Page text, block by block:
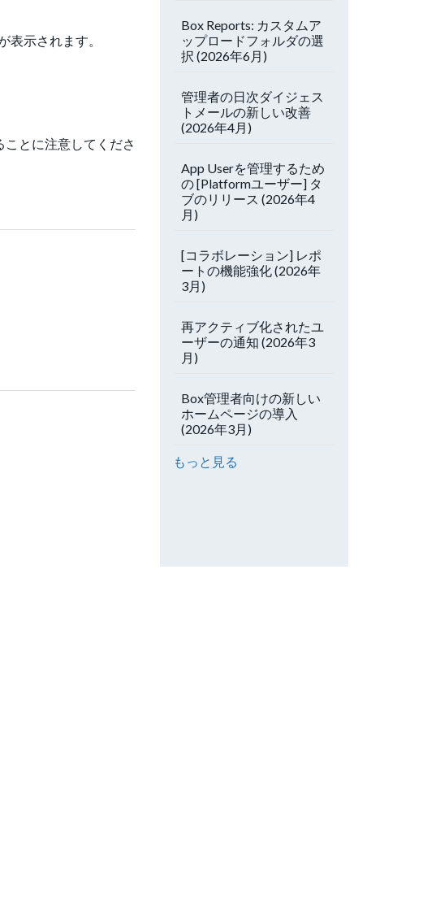
表示されます。
とに注意してくださ
Box Reports: カスタムア
ップロードフォルダの選
択 (2026年6月)
管理者の日次ダイジェス
トメールの新しい改善
(2026年4月)
App Userを管理するため
の [Platformユーザー] タ
ブのリリース (2026年4
月)
[コラボレーション] レポ
ートの機能強化 (2026年
3月)
再アクティブ化されたユ
ーザーの通知 (2026年3
月)
Box管理者向けの新しい
ホームページの導入
(2026年3月)
もっと見る